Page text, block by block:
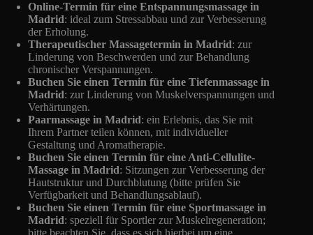
Online-Termin für eine Entspannungsmassage in
Madrid: ideal zum Stressabbau und zur Verbesserung
der Erholung.
Therapeutischer Massagetermin in Madrid: zur
Linderung von Beschwerden und zur Behandlung
chronischer Verspannungen.
Buchen Sie einen Termin für eine Tiefenmassage in
Madrid: zur Linderung von Muskelverspannungen und
Verhärtungen.
Paarmassage in Madrid: ein Erlebnis, das Sie mit
Ihrem Partner teilen können, mit individueller
Gestaltung und Aromatherapie.
Buchen Sie einen Termin für eine Anti-Cellulite-
Massage in Madrid: Sitzungen zur Verbesserung der
Hautstruktur und Durchblutung (bitte prüfen Sie
Verfügbarkeit und Behandlungsablauf).
Buchen Sie einen Termin für eine Sportmassage in
Madrid: speziell für Sportler zur Muskelregeneration;